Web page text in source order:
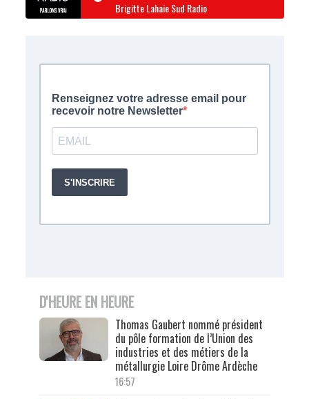
Brigitte Lahaie Sud Radio
D'HEURE EN HEURE
Thomas Gaubert nommé président
du pôle formation de l’Union des
industries et des métiers de la
métallurgie Loire Drôme Ardèche
16:57